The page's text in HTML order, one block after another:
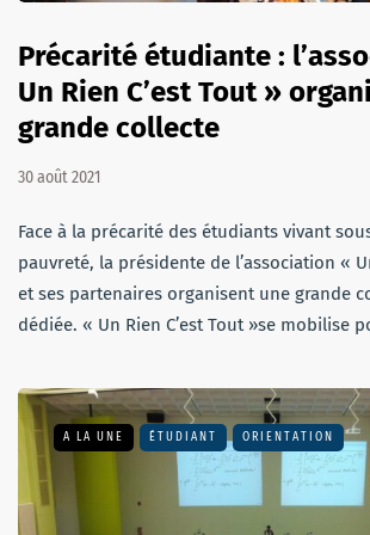
Précarité étudiante :
Un Rien C’est Tout »
grande collecte
30 août 2021
Face à la précarité des étudiants vivant
pauvreté, la présidente de l’association «
et ses partenaires organisent une grande
dédiée. « Un Rien C’est Tout »se mobilise
A LA UNE ÉTUDIANT ORIENTATION